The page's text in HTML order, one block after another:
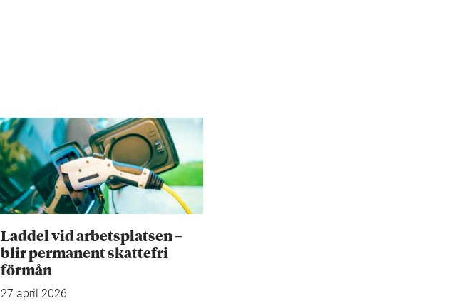
Laddel vid arbetsplatsen –
blir permanent skattefri
förmån
27 april 2026